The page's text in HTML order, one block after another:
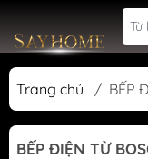
Trang chủ / BẾP
BẾP ĐIỆN TỪ